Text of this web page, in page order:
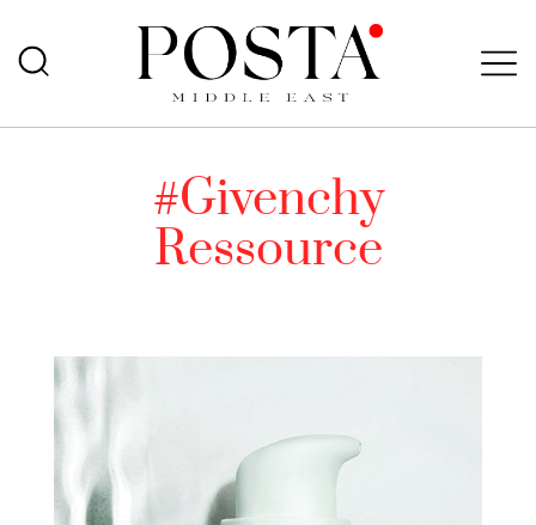
#Givenchy
Ressource